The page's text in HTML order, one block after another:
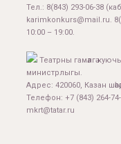
Тел.: 8(843) 293-06-38
karimkonkurs@mail.ru.
10:00 – 19:00.
Театрны гамәлгә
министрлыгы.
Адрес: 420060, Казан
Телефон: +7 (843) 264-
mkrt@tatar.ru